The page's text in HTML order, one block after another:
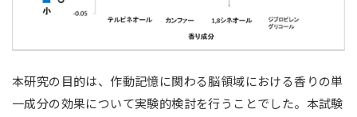
本研究の目的は、作動記憶に関わる脳領域における香りの単
一成分の効果について実験的検討を行うことでした。本試験